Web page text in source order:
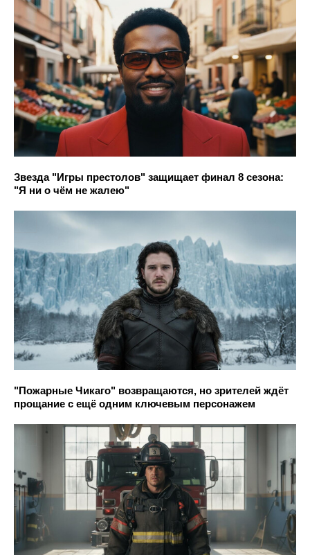
Звезда "Игры престолов" защищает финал 8 сезона:
"Я ни о чём не жалею"
"Пожарные Чикаго" возвращаются, но зрителей ждёт
прощание с ещё одним ключевым персонажем